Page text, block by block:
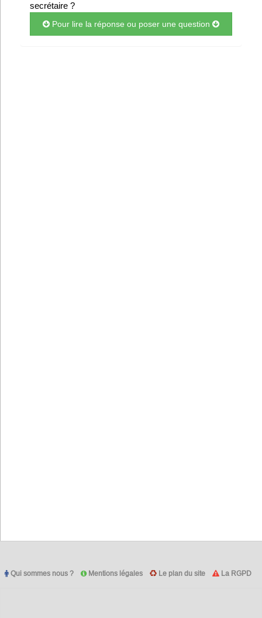
secrétaire ?
Pour lire la réponse ou poser une question
Qui sommes nous ? Mentions légales Le plan du site La RGPD